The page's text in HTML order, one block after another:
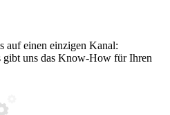
auf einen einzigen Kanal:
gibt uns das Know-How für Ihren